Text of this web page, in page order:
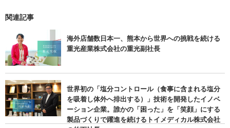
関連記事
海外店舗数日本一、熊本から世界への挑戦を続ける
重光産業株式会社の重光副社長
世界初の「塩分コントロール（食事に含まれる塩分
を吸着し体外へ排出する）」技術を開発したイノベ
ーション企業。誰かの「困った」を「笑顔」にする
製品づくりで躍進を続けるトイメディカル株式会社